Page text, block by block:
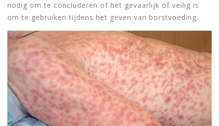
nodig om te concluderen of het gevaarlijk of veilig is
om te gebruiken tijdens het geven van borstvoeding.